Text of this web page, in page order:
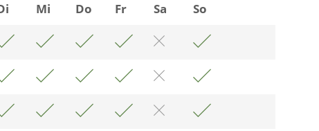
Mi Do Fr Sa
So